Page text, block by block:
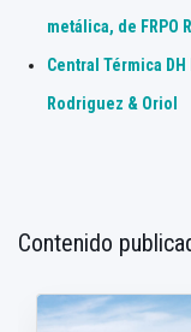
metálica, de FRPO
Central Térmica
Rodriguez & Oriol
Contenido